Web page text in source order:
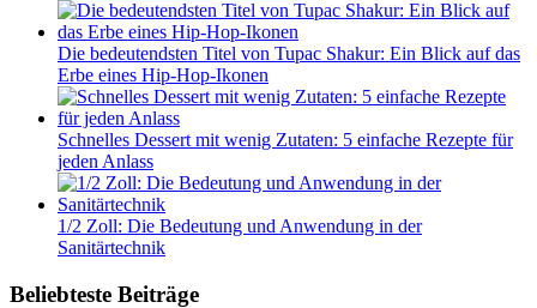
Die bedeutendsten Titel von Tupac Shakur: Ein Blick auf das
Erbe eines Hip-Hop-Ikonen
Schnelles Dessert mit wenig Zutaten: 5 einfache Rezepte für
jeden Anlass
1/2 Zoll: Die Bedeutung und Anwendung in der
Sanitärtechnik
Beliebteste Beiträge